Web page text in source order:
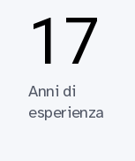
17
Anni di
esperienza